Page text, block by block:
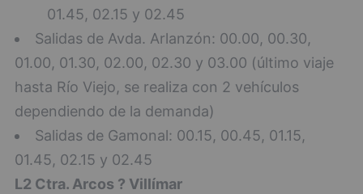
01.45, 02.15 y 02.45
Salidas de Avda. Arlanzón: 00.00, 00.30,
01.00, 01.30, 02.00, 02.30 y 03.00 (último viaje
hasta Río Viejo, se realiza con 2 vehículos
dependiendo de la demanda)
Salidas de Gamonal: 00.15, 00.45, 01.15,
01.45, 02.15 y 02.45
L2 Ctra. Arcos ? Villímar